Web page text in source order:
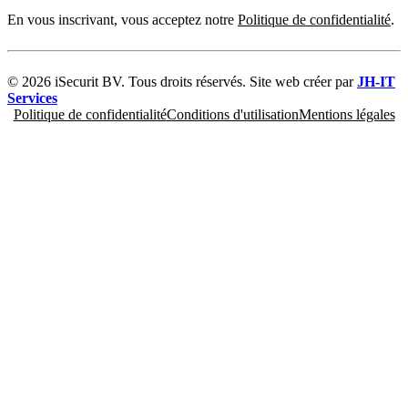
En vous inscrivant, vous acceptez notre Politique de confidentialité.
© 2026 iSecurit BV. Tous droits réservés. Site web créer parJH-IT
Services
Politique de confidentialitéConditions d'utilisationMentions légales